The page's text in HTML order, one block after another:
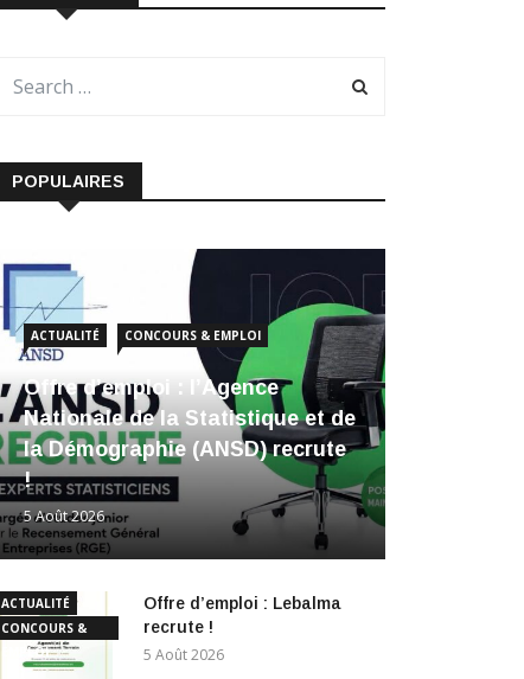
POPULAIRES
ACTUALITÉ CONCOURS & EMPLOI
Offre d’emploi : l’Agence
Nationale de la Statistique et de
la Démographie (ANSD) recrute
!
5 Août 2026
ACTUALITÉ
CONCOURS &
EMPLOI
Offre d’emploi : Lebalma
recrute !
5 Août 2026